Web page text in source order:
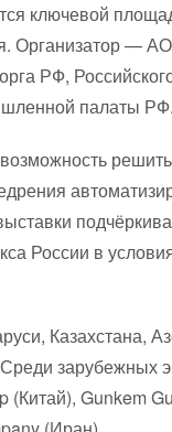
ключевой
Организатор
РФ,
палаты РФ.
России в
Казахстана,
зарубежных
(Китай), Gunkem